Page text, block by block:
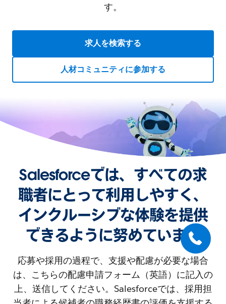
す。
求人を検索する
人材コミュニティに参加する
Salesforceでは、すべての求
職者にとって利用しやすく、
インクルーシブな体験を提供
できるように努めています
応募や採用の過程で、支援や配慮が必要な場合
は、こちらの配慮申請フォーム（英語）に記入の
上、送信してください。Salesforceでは、採用担